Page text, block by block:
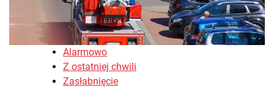
Alarmowo
Z ostatniej chwili
Zasłabnięcie